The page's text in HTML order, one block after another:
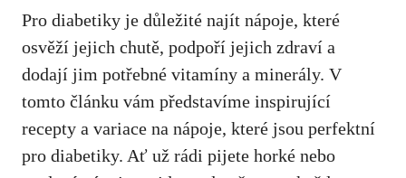
Pro diabetiky je ​důležité najít nápoje, které
osvěží jejich chutě, ⁤podpoří jejich ⁣zdraví a
dodají jim⁤ potřebné vitamíny a minerály. V
tomto článku vám ‍představíme inspirující
⁢recepty a ⁣variace na nápoje, které jsou‌ perfektní
pro diabetiky. Ať už rádi pijete horké nebo